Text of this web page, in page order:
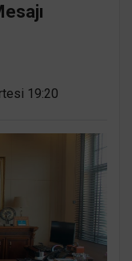
19:20